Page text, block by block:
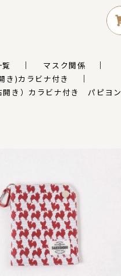
LOGIN
マスク関係
き)カラビナ付き
開き）カラビナ付き パピヨン